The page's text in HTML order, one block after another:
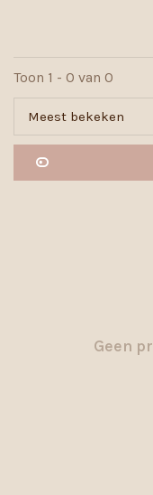
Toon 1 - 0 van 0
Meest bekeken
Geen